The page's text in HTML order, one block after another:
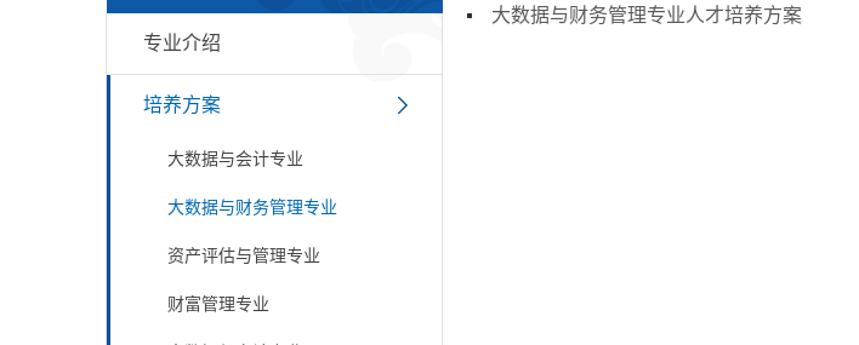
专业介绍
培养方案
大数据与会计专业
大数据与财务管理专业
资产评估与管理专业
财富管理专业
大数据与财务管理专业人才培养方案